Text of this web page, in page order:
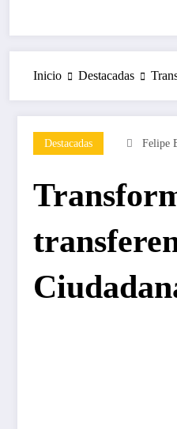
Inicio Destacadas
Destacadas Felipe